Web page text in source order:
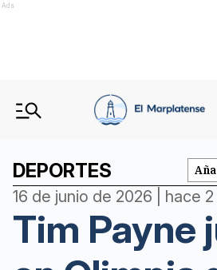
Ads
DEPORTES
16 de junio de 2026 | hace
Tim Payne